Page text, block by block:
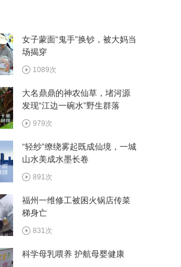
西十高铁执行优惠票价 十堰
往返西安6.4折起
看村BA畅游郧阳 多家景区
推出观赛福利
湖北省和美乡村篮球大赛总
决赛8月13日在郧阳区开赛
女子蒙面“鬼手”换钞，被大妈当
场揭穿
1089次
大名鼎鼎的神农仙草，堵河源
发现“江边一碗水”野生群落
979次
“轻纱”缭绕雾起既成仙境，一城
山水美成水墨长卷
891次
福州一维修工被困火锅店传菜
梯身亡
831次
科学母乳喂养 护航母婴健康